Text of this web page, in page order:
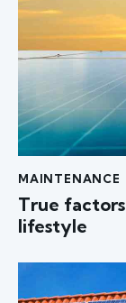
MAINTENANCE
True
lifestyle